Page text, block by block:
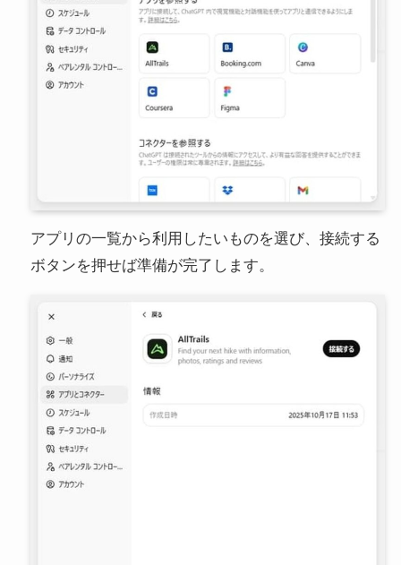
アプリの一覧から利用したいものを選び、接続する
ボタンを押せば準備が完了します。